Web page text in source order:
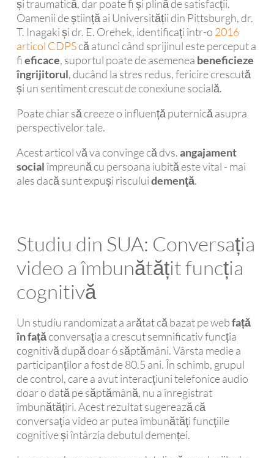
și traumatică, dar poate fi și plină de satisfacții.
Oamenii de știință ai Universității din Pittsburgh, dr.
T. Inagaki și dr. E. Orehek, identificați într-o 2016
articol CDPScă atunci când sprijinul este perceput a
fi eficace, suportul poate de asemenea beneficieze
îngrijitorul, ducând la stres redus, fericire crescută
și un sentiment crescut de conexiune socială.
Poate chiar să creeze o influență puternică asupra
perspectivelor tale.
Acest articol vă va convinge că dvs.angajament
socialîmpreună cu persoana iubită este vital - mai
ales dacă sunt expuși risculuidemenţă.
Studiu din SUA: Conversația
video a îmbunătățit funcția
cognitivă
Un studiu randomizat a arătat că bazat pe webfață
în fațăconversația a crescut semnificativ funcția
cognitivă după doar 6 săptămâni. Vârsta medie a
participanților a fost de 80.5 ani. În schimb, grupul
de control, care a avut interacțiuni telefonice audio
doar o dată pe săptămână, nu a înregistrat
îmbunătățiri. Acest rezultat sugerează că
conversația video ar putea îmbunătăți funcțiile
cognitive și întârzia debutul demenței.